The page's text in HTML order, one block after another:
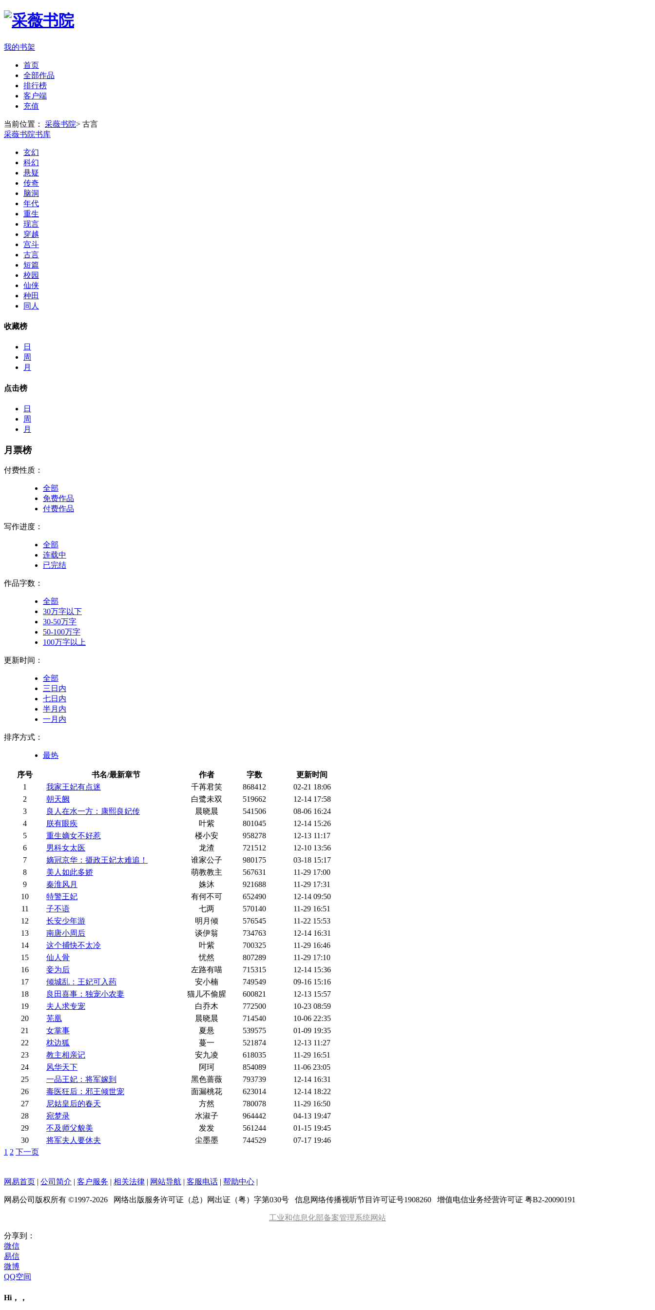
我的书架
首页
全部作品
排行榜
客户端
充值
当前位置： 采薇书院> 古言
采薇书院书库
玄幻
科幻
悬疑
传奇
脑洞
年代
重生
现言
穿越
宫斗
古言
短篇
校园
仙侠
种田
同人
收藏榜
日
周
月
点击榜
日
周
月
月票榜
付费性质：
全部
免费作品
付费作品
写作进度：
全部
连载中
已完结
作品字数：
全部
30万字以下
30-50万字
50-100万字
100万字以上
更新时间：
全部
三日内
七日内
半月内
一月内
排序方式：
最热
序号 书名/最新章节 作者 字数
更新时间
1
我家王妃有点迷 千苒君笑 868412
02-21 18:06
2
朝天阙 白鹭未双 519662
12-14 17:58
3
良人在水一方：康熙良妃传 晨晓晨 541506
08-06 16:24
4
朕有眼疾 叶紫 801045
12-14 15:26
5
重生嫡女不好惹 楼小安 958278
12-13 11:17
6
男科女太医 龙渣 721512
12-10 13:56
7
嫡冠京华：摄政王妃太难追！ 谁家公子 980175
03-18 15:17
8
美人如此多娇 萌教教主 567631
11-29 17:00
9
秦淮风月 姝沐 921688
11-29 17:31
10
特警王妃 有何不可 652490
12-14 09:50
11
子不语 七两 570140
11-29 16:51
12
长安少年游 明月倾 576545
11-22 15:53
13
南唐小周后 谈伊翁 734763
12-14 16:31
14
这个捕快不太冷 叶紫 700325
11-29 16:46
15
仙人骨 忧然 807289
11-29 17:10
16
妾为后 左路有喵 715315
12-14 15:36
17
倾城乱：王妃可入药 安小楠 749549
09-16 15:16
18
良田喜事：独宠小农妻 猫儿不偷腥 600821
12-13 15:57
19
夫人求专宠 白乔木 772500
10-23 08:59
20
芜凰 晨晓晨 714540
10-06 22:35
21
女掌事 夏悬 539575
01-09 19:35
22
枕边狐 蔓一 521874
12-13 11:27
23
教主相亲记 安九凌 618035
11-29 16:51
24
风华天下 阿珂 854089
11-06 23:05
25
一品王妃：将军嫁到 黑色蔷薇 793739
12-14 16:31
26
毒医狂后：邪王倾世宠 面漏桃花 623014
12-14 18:22
27
尼姑皇后的春天 方然 780078
11-29 16:50
28
宛梦录 水淑子 964442
04-13 19:47
29
不及师父貌美 发发 561244
01-15 19:45
30
将军夫人要休夫 尘墨墨 744529
07-17 19:46
1 2 下一页
网易首页 | 公司简介 | 客户服务 | 相关法律 | 网站导航 | 客服电话 | 帮助中心 |
网易公司版权所有 ©1997-2026 网络出版服务许可证（总）网出证（粤）字第030号 信息网络传播视听节目许可证号1908260 增值电信业务经营许可证 粤B2-20090191
工业和信息化部备案管理系统网站
分享到：
微信
易信
微博
QQ空间
Hi，，